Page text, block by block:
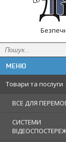
Товари та послуги
ВСЕ ДЛЯ
СИСТЕМИ